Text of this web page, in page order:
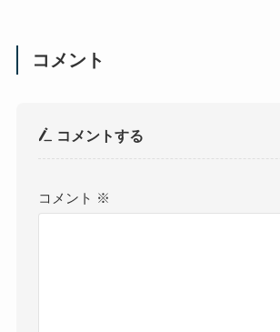
コメント
コメントする
コメント ※